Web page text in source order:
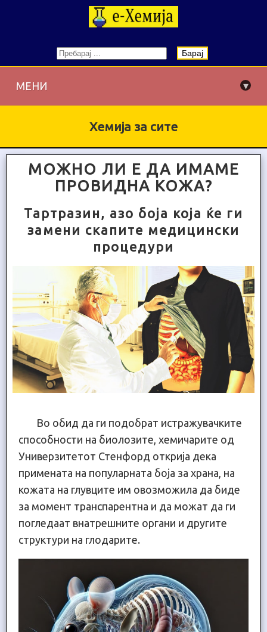
Барај
МЕНИ ▾
Хемија за сите
МОЖНО ЛИ Е ДА ИМАМЕ
ПРОВИДНА КОЖА?
Тартразин, азо боја која ќе ги
замени скапите медицински
процедури
Во обид да ги подобрат истражувачките
способности на биолозите, хемичарите од
Универзитетот Стенфорд открија дека
примената на популарната боја за храна, на
кожата на глувците им овозможила да биде
за момент транспарентна и да можат да ги
погледаат внатрешните органи и другите
структури на глодарите.